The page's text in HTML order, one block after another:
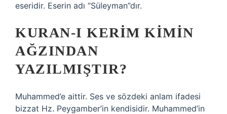
eseridir. Eserin adı “Süleyman”dır.
KURAN-I KERIM KIMIN
AĞZINDAN
YAZILMIŞTIR?
Muhammed’e aittir. Ses ve sözdeki anlam ifadesi
bizzat Hz. Peygamber’in kendisidir. Muhammed’in